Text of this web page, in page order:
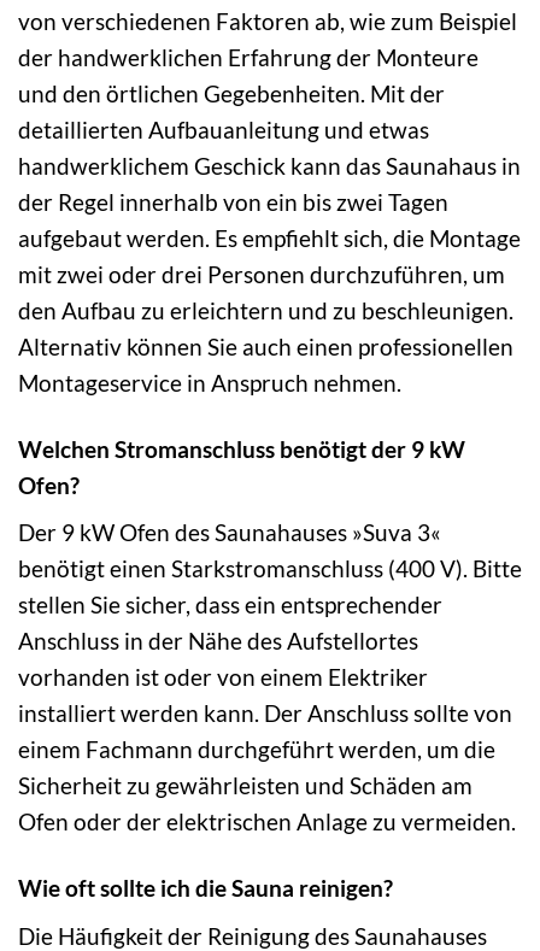
von verschiedenen Faktoren ab, wie zum Beispiel
der handwerklichen Erfahrung der Monteure
und den örtlichen Gegebenheiten. Mit der
detaillierten Aufbauanleitung und etwas
handwerklichem Geschick kann das Saunahaus in
der Regel innerhalb von ein bis zwei Tagen
aufgebaut werden. Es empfiehlt sich, die Montage
mit zwei oder drei Personen durchzuführen, um
den Aufbau zu erleichtern und zu beschleunigen.
Alternativ können Sie auch einen professionellen
Montageservice in Anspruch nehmen.
Welchen Stromanschluss benötigt der 9 kW
Ofen?
Der 9 kW Ofen des Saunahauses »Suva 3«
benötigt einen Starkstromanschluss (400 V). Bitte
stellen Sie sicher, dass ein entsprechender
Anschluss in der Nähe des Aufstellortes
vorhanden ist oder von einem Elektriker
installiert werden kann. Der Anschluss sollte von
einem Fachmann durchgeführt werden, um die
Sicherheit zu gewährleisten und Schäden am
Ofen oder der elektrischen Anlage zu vermeiden.
Wie oft sollte ich die Sauna reinigen?
Die Häufigkeit der Reinigung des Saunahauses